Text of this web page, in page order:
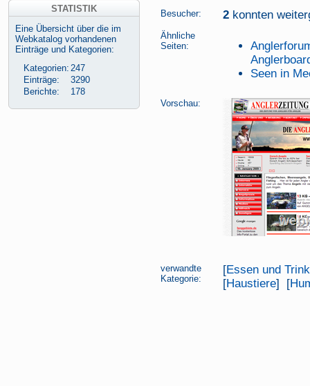
Besucher: 2 konnten
Ähnliche
Seiten:
Seen in
Vorschau:
verwandte
Kategorie:
[Essen und
[Haustiere] [
STATISTIK
Eine Übersicht über die im
Webkatalog vorhandenen
Einträge und Kategorien:
Kategorien: 247
Einträge:
3290
Berichte:
178